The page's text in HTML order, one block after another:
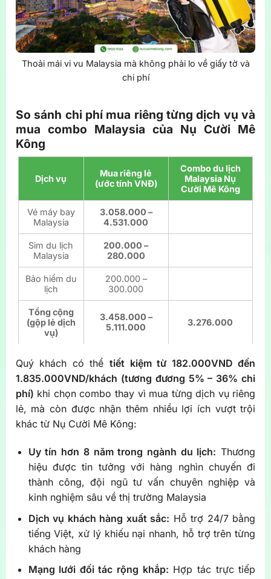
Thoải mái vi vu Malaysia mà không phải lo về giấy tờ và
chi phí
So sánh chi phí mua riêng từng dịch vụ và
mua combo Malaysia của Nụ Cười Mê
Kông
Dịch vụ
Mua riêng lẻ
(ước tính VNĐ)
Combo du lịch
Malaysia Nụ
Cười Mê Kông
Vé máy bay
Malaysia
3.058.000 –
4.531.000
Sim du lịch
Malaysia
200.000 –
280.000
Bảo hiểm du
lịch
200.000 –
300.000
Tổng cộng
(gộp lẻ dịch
vụ)
3.458.000 –
5.111.000
3.276.000
Quý khách có thể tiết kiệm từ 182.000VND đến
1.835.000VND/khách (tương đương 5% – 36% chi
phí) khi chọn combo thay vì mua từng dịch vụ riêng
lẻ, mà còn được nhận thêm nhiều lợi ích vượt trội
khác từ Nụ Cười Mê Kông:
Uy tín hơn 8 năm trong ngành du lịch: Thương
hiệu được tin tưởng với hàng nghìn chuyến đi
thành công, đội ngũ tư vấn chuyên nghiệp và
kinh nghiệm sâu về thị trường Malaysia
Dịch vụ khách hàng xuất sắc: Hỗ trợ 24/7 bằng
tiếng Việt, xử lý khiếu nại nhanh, hỗ trợ trên từng
khách hàng
Mạng lưới đối tác rộng khắp: Hợp tác trực tiếp